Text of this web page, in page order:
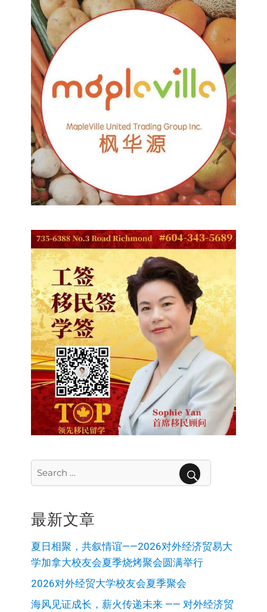
Search
for:
最新文章
夏日相聚，共叙情谊——2026对外经济贸易大
学加拿大校友会夏季烧烤聚会圆满举行
2026对外经贸大学校友会夏季聚会
海风见证成长，薪火传递未来 —— 对外经济贸